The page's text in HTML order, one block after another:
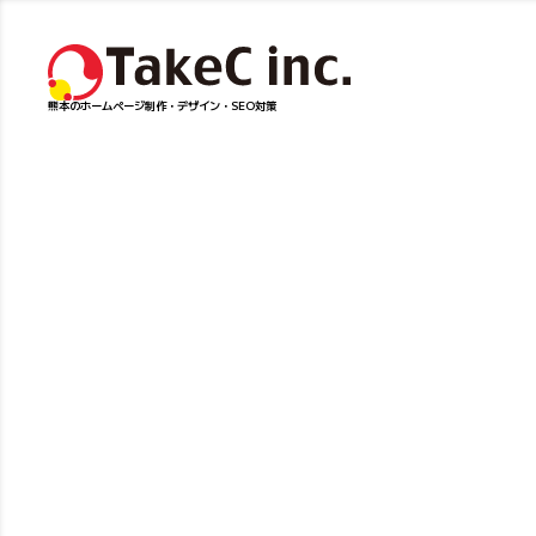
熊本のホームページ制作・デザイン・SEO対策